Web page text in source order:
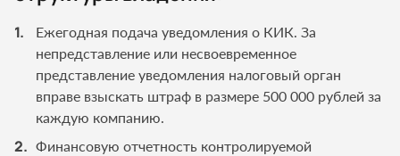
Ежегодная подача уведомления о КИК. За
непредставление или несвоевременное
представление уведомления налоговый орган
вправе взыскать штраф в размере 500 000 рублей за
каждую компанию.
Финансовую отчетность контролируемой